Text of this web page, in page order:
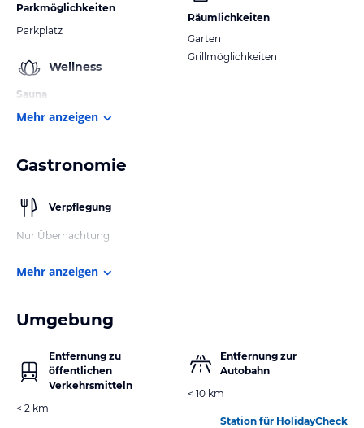
Parkmöglichkeiten
Parkplatz
Wellness
Sauna
Räumlichkeiten
Garten
Grillmöglichkeiten
Mehr anzeigen
Gastronomie
Verpflegung
Nur Übernachtung
Mehr anzeigen
Umgebung
Entfernung zu
öffentlichen
Verkehrsmitteln
< 2 km
Entfernung zur
Autobahn
< 10 km
Station für HolidayCheck